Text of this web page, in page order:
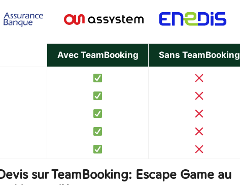
Avec TeamBooking Sans TeamBooking
sur TeamBooking: Escape Game au